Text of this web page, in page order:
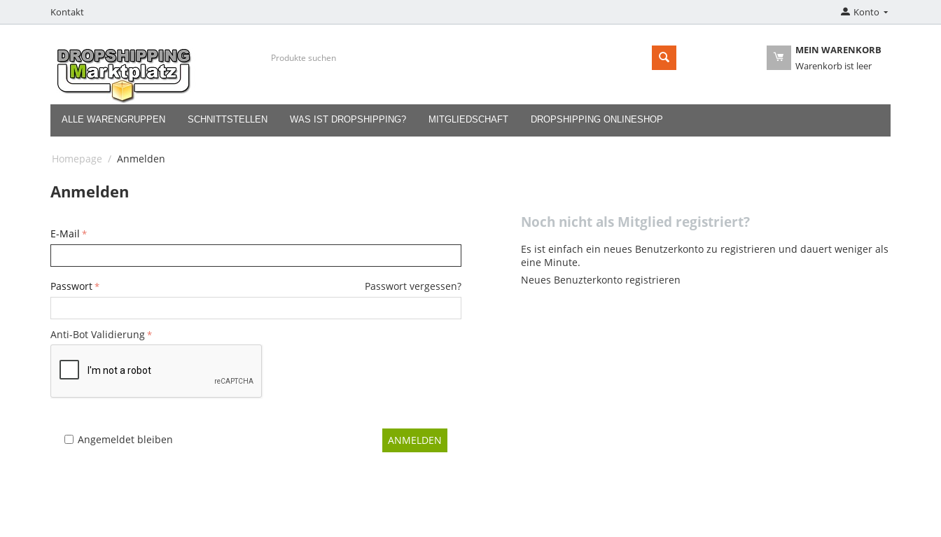
Kontakt Konto
MEIN WARENKORB
Warenkorb ist leer
ALLE WARENGRUPPEN SCHNITTSTELLEN WAS IST DROPSHIPPING? MITGLIEDSCHAFT DROPSHIPPING ONLINESHOP
Homepage / Anmelden
Anmelden
E-Mail
Passwort Passwort vergessen?
Anti-Bot Validierung
ANMELDEN
Angemeldet bleiben
Noch nicht als Mitglied registriert?
Es ist einfach ein neues Benutzerkonto zu registrieren und dauert weniger als
eine Minute.
Neues Benuzterkonto registrieren